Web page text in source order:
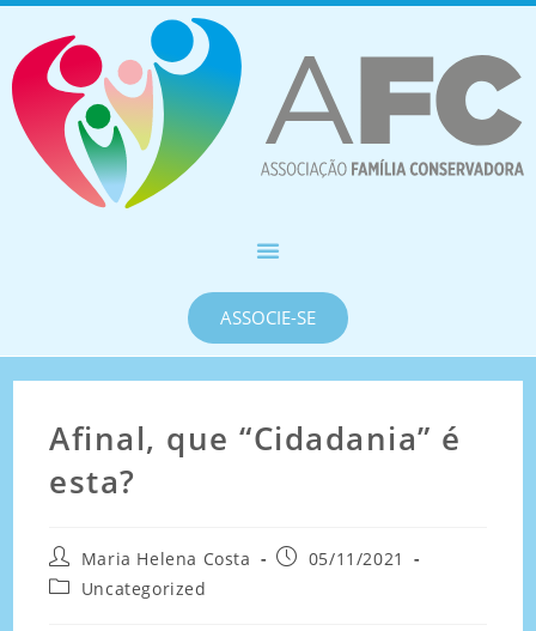
ASSOCIE-SE
Afinal, que “Cidadania” é
esta?
Maria Helena Costa
05/11/2021
Uncategorized